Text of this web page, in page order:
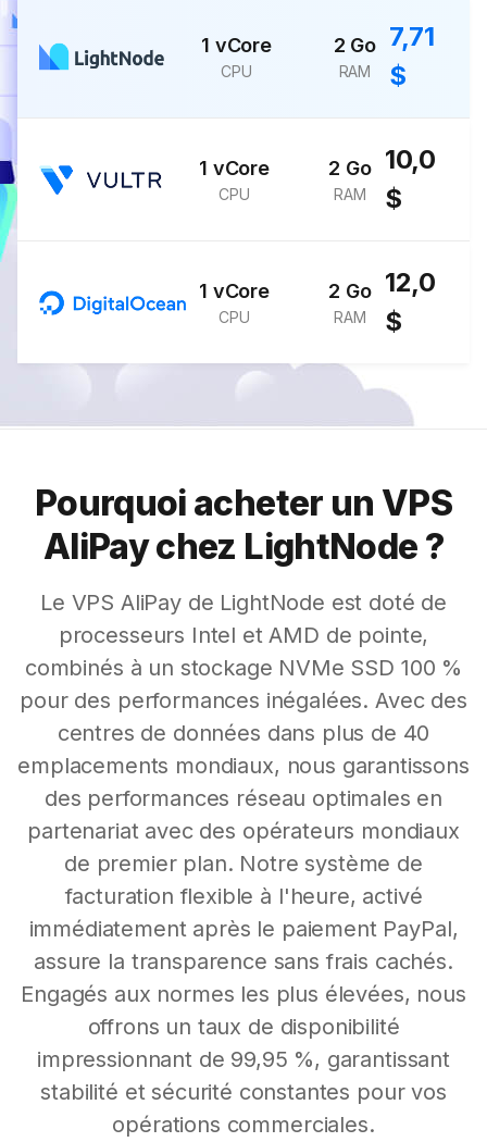
1 vCore
CPU
2 Go
RAM
7,71
$
1 vCore
CPU
2 Go
RAM
10,0
$
1 vCore
CPU
2 Go
RAM
12,0
$
Pourquoi acheter un VPS
AliPay chez LightNode ?
Le VPS AliPay de LightNode est doté de
processeurs Intel et AMD de pointe,
combinés à un stockage NVMe SSD 100 %
pour des performances inégalées. Avec des
centres de données dans plus de 40
emplacements mondiaux, nous garantissons
des performances réseau optimales en
partenariat avec des opérateurs mondiaux
de premier plan. Notre système de
facturation flexible à l'heure, activé
immédiatement après le paiement PayPal,
assure la transparence sans frais cachés.
Engagés aux normes les plus élevées, nous
offrons un taux de disponibilité
impressionnant de 99,95 %, garantissant
stabilité et sécurité constantes pour vos
opérations commerciales.